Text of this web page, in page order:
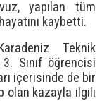
yapılan tüm
kaybetti.
Teknik
Sınıf öğrencisi
içerisinde de bir
olan kazayla ilgili